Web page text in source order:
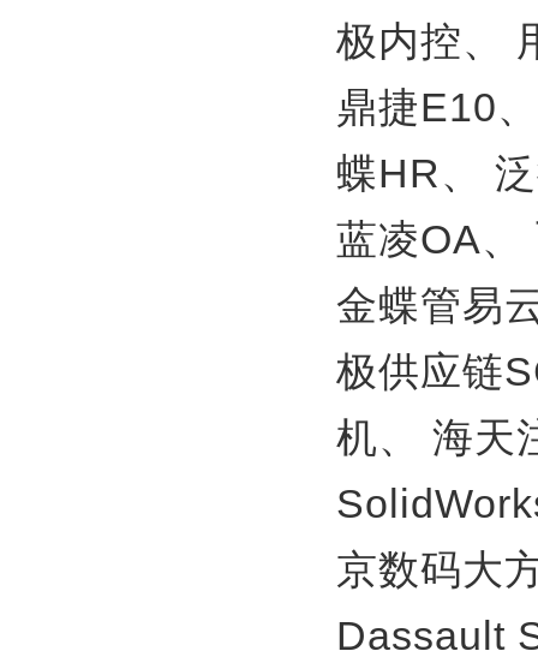
极内控、
鼎捷E10、
蝶HR、
蓝凌OA、
金蝶管易
极供应链
机、
海天
京数码大
Dassault